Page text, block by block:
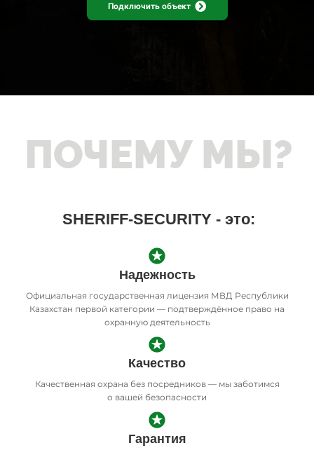
Подключить объект
ПОЧЕМУ МЫ?
SHERIFF-SECURITY - это:
Надежность
Официальная государственная лицензия МВД Республики
Казахстан первой категории — подтверждённое право на
охранную деятельность
Качество
Качественная охрана без посредников — мы заботимся
о вашей безопасности
Гарантия